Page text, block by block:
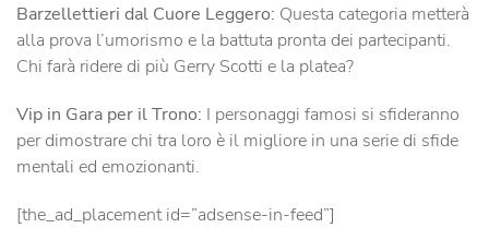
Barzellettieri dal Cuore Leggero: Questa categoria metterà
alla prova l’umorismo e la battuta pronta dei partecipanti.
Chi farà ridere di più Gerry Scotti e la platea?
Vip in Gara per il Trono: I personaggi famosi si sfideranno
per dimostrare chi tra loro è il migliore in una serie di sfide
mentali ed emozionanti.
[the_ad_placement id=”adsense-in-feed”]